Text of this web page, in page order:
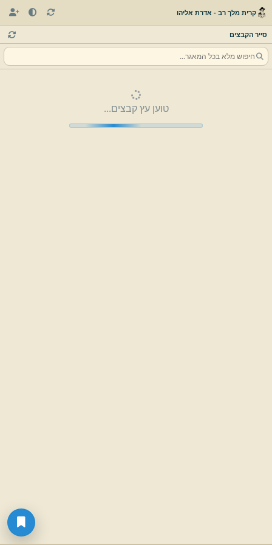
קרית מלך רב - אדרת אליהו
סייר הקבצים
טוען עץ קבצים...